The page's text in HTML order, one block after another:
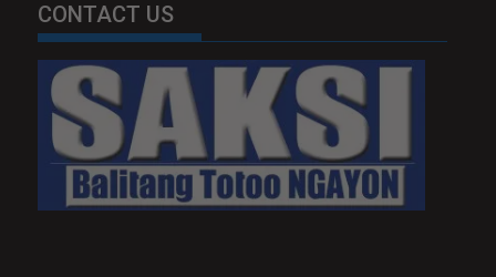
CONTACT US